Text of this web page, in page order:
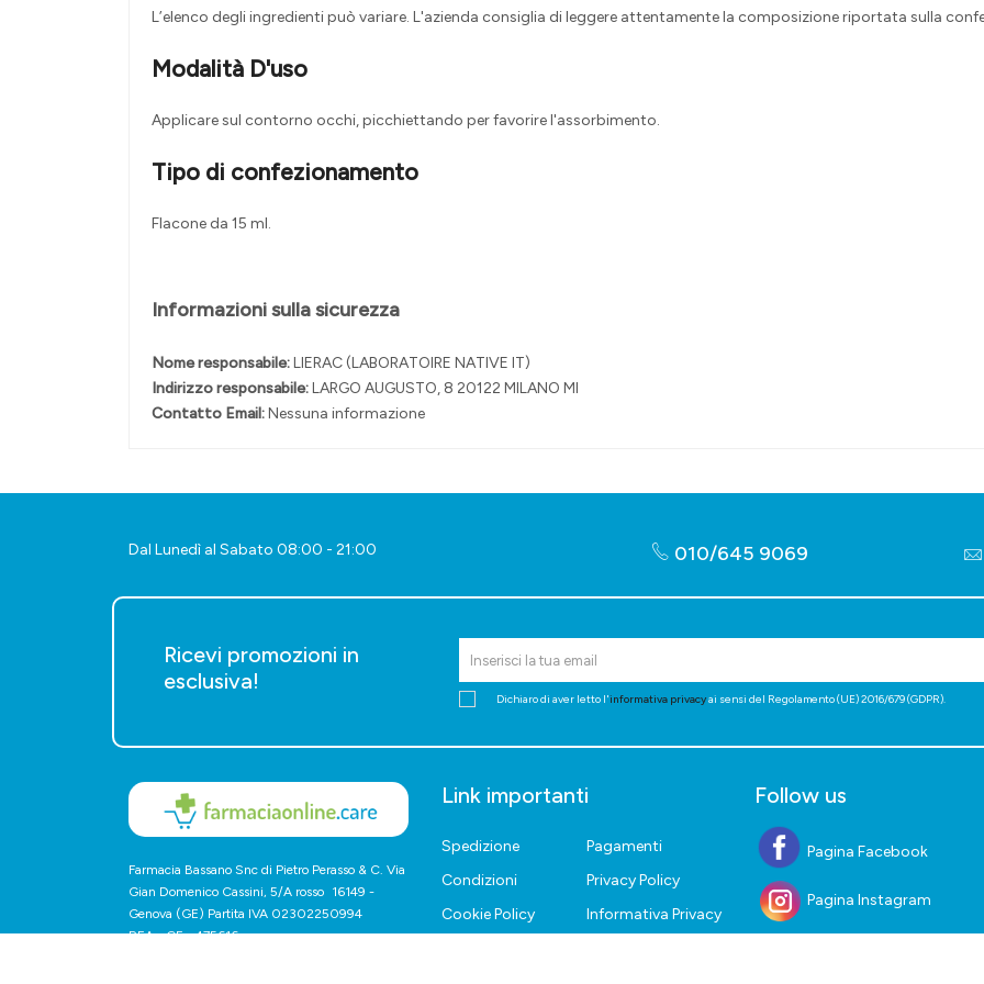
L’elenco degli ingredienti può variare. L'azienda consiglia di leggere attentamente la composizione riportata sulla
Modalità D'uso
Applicare sul contorno occhi, picchiettando per favorire l'assorbimento.
Tipo di confezionamento
Flacone da 15 ml.
Informazioni sulla sicurezza
Nome responsabile:LIERAC (LABORATOIRE NATIVE IT)
Indirizzo responsabile:LARGO AUGUSTO, 8 20122 MILANO MI
Contatto Email:Nessuna informazione
Dal Lunedì al Sabato 08:00 - 21:00 010/645 9069
Ricevi promozioni in
esclusiva!
Dichiaro di aver letto l'informativa privacyai sensi del Regolamento (UE) 2016/679 (GDPR).
Farmacia Bassano Snc di Pietro Perasso & C. Via
Gian Domenico Cassini, 5/A rosso 16149 -
Genova (GE) Partita IVA 02302250994
REA - GE - 475616
Link importanti
Spedizione
Pagamenti
Condizioni
Privacy Policy
Cookie Policy
Informativa Privacy
Follow us
Pagina Facebook
Pagina Instagram